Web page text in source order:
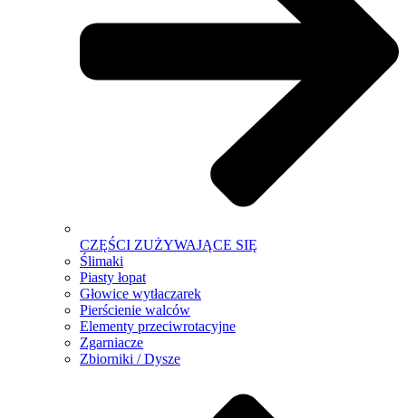
CZĘŚCI ZUŻYWAJĄCE SIĘ
Ślimaki
Piasty łopat
Głowice wytłaczarek
Pierścienie walców
Elementy przeciwrotacyjne
Zgarniacze
Zbiorniki / Dysze